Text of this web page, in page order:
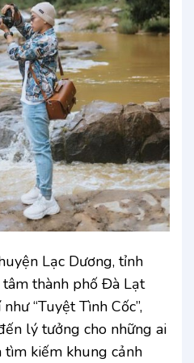
Lạc Dương, tỉnh
thành phố Đà Lạt
“Tuyệt Tình Cốc”,
lý tưởng cho những ai
tìm kiếm khung cảnh